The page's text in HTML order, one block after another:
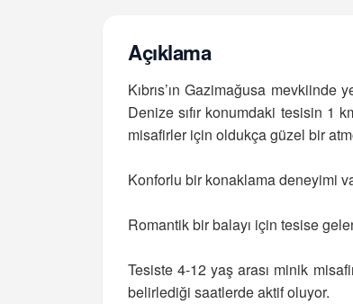
Açıklama
Kıbrıs’ın Gazimağusa
Denize sıfır konumdaki tesisin 1
misafirler için oldukça güzel bir
Konforlu bir konaklama deneyimi
Romantik bir balayı için tesise
Tesiste 4-12 yaş arası minik
belirlediği saatlerde aktif oluyor.